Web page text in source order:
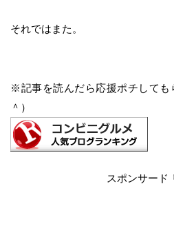
それではまた。
※記事を読んだら応援ポチしても
＾）
スポンサード